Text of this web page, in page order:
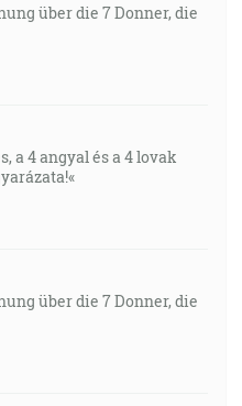
über die 7 Donner, die
a 4 angyal és a 4 lovak
über die 7 Donner, die